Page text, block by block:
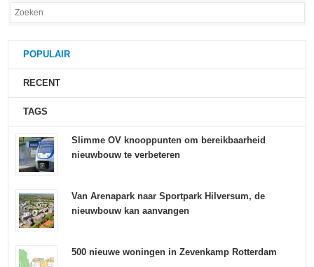
POPULAIR
RECENT
TAGS
Slimme OV knooppunten om bereikbaarheid
nieuwbouw te verbeteren
Van Arenapark naar Sportpark Hilversum, de
nieuwbouw kan aanvangen
500 nieuwe woningen in Zevenkamp Rotterdam